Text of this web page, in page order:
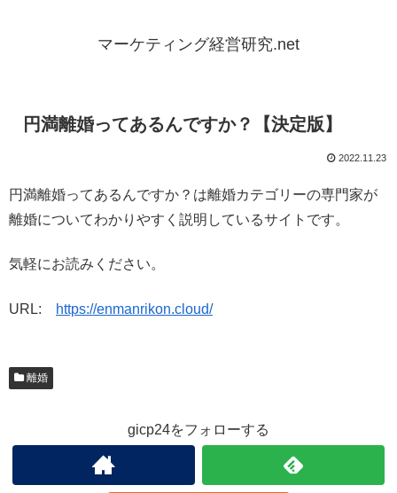
マーケティング経営研究.net
円満離婚ってあるんですか？【決定版】
2022.11.23
円満離婚ってあるんですか？は離婚カテゴリーの専門家が
離婚についてわかりやすく説明しているサイトです。
気軽にお読みください。
URL: https://enmanrikon.cloud/
離婚
gicp24をフォローする